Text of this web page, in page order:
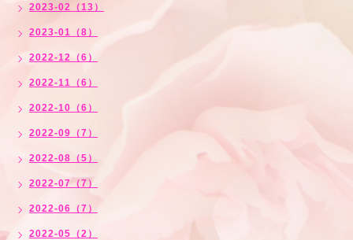
2023-02（13）
2023-01（8）
2022-12（6）
2022-11（6）
2022-10（6）
2022-09（7）
2022-08（5）
2022-07（7）
2022-06（7）
2022-05（2）